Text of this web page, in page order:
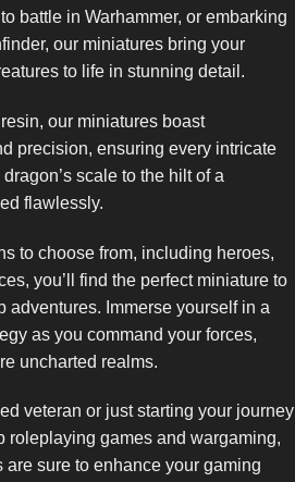
battle in Warhammer, or embarking
our miniatures bring your
to life in stunning detail.
our miniatures boast
precision, ensuring every intricate
scale to the hilt of a
flawlessly.
to choose from, including heroes,
you’ll find the perfect miniature to
adventures. Immerse yourself in a
as you command your forces,
uncharted realms.
veteran or just starting your journey
roleplaying games and wargaming,
sure to enhance your gaming